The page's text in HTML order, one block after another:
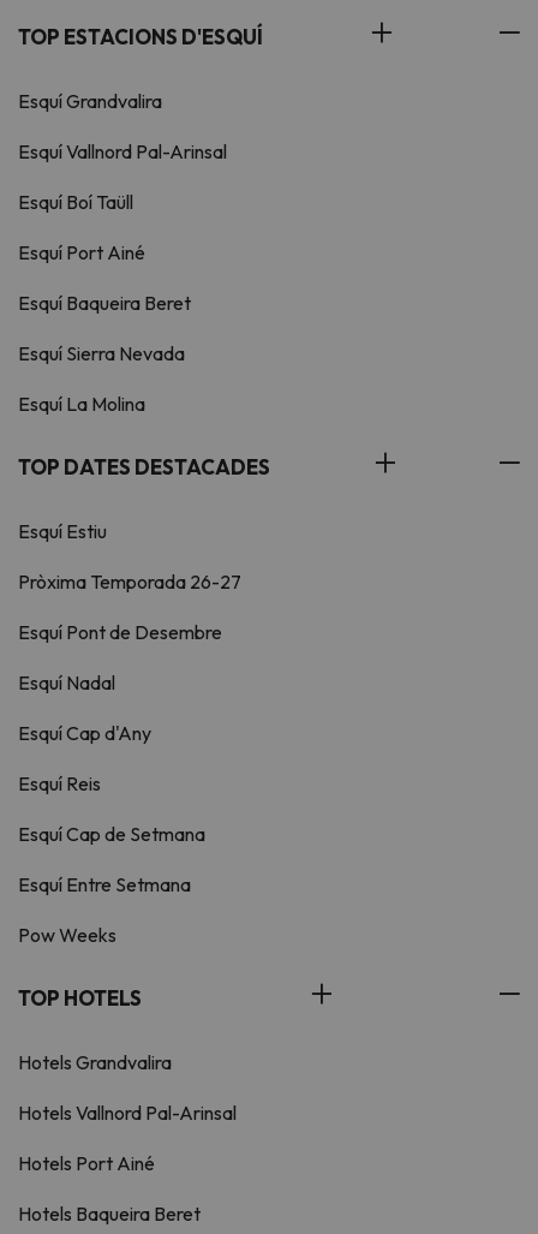
TOP ESTACIONS D'ESQUÍ
Esquí Grandvalira
Esquí Vallnord Pal-Arinsal
Esquí Boí Taüll
Esquí Port Ainé
Esquí Baqueira Beret
Esquí Sierra Nevada
Esquí La Molina
TOP DATES DESTACADES
Esquí Estiu
Pròxima Temporada 26-27
Esquí Pont de Desembre
Esquí Nadal
Esquí Cap d'Any
Esquí Reis
Esquí Cap de Setmana
Esquí Entre Setmana
Pow Weeks
TOP HOTELS
Hotels Grandvalira
Hotels Vallnord Pal-Arinsal
Hotels Port Ainé
Hotels Baqueira Beret